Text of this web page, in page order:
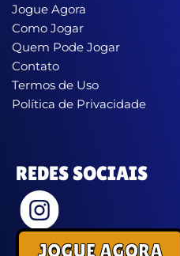
Jogue Agora
Como Jogar
Quem Pode Jogar
Contato
Termos de Uso
Política de Privacidade
REDES SOCIAIS
JOGUE AGORA